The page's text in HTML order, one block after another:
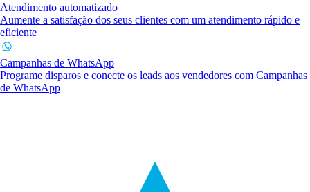
Atendimento automatizado
Aumente a satisfação dos seus clientes com um atendimento rápido e
eficiente
Campanhas de WhatsApp
Programe disparos e conecte os leads aos vendedores com Campanhas
de WhatsApp